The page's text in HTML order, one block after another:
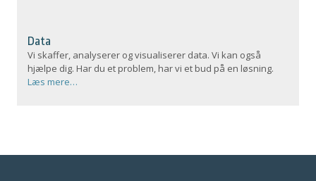
Data
Vi skaffer, analyserer og visualiserer data. Vi kan også
hjælpe dig. Har du et problem, har vi et bud på en løsning.
Læs mere…